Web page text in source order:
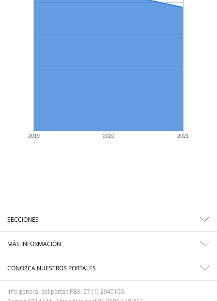
2019 2020 2021
SECCIONES
MÁS INFORMACIÓN
CONOZCA NUESTROS PORTALES
Info general del portal: PBX: 57 (1) 2940100.